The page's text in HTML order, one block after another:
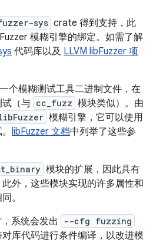
sys crate 得到支持，此
模糊引擎的绑定。如需了解
代码库以及 LLVM libFuzzer 项
个模糊测试工具二进制文件，在
（与 cc_fuzz 模块类似）。由
模糊引擎，它可以使用
libFuzzer 文档中列举了这些参
模块的扩展，因此具有
外，这些模块实现的许多属性和
。
系统会发出 --cfg fuzzing
库代码进行条件编译，以改进模